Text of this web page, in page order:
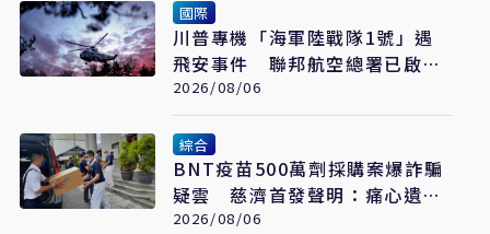
國際
川普專機「海軍陸戰隊1號」遇
飛安事件 聯邦航空總署已啟動
調查
2026/08/06
綜合
BNT疫苗500萬劑採購案爆詐騙
疑雲 慈濟首發聲明：痛心遺
憾 配合司法將追究權益
2026/08/06